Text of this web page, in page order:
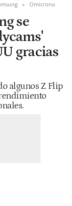
Omicrono
se
gracias
algunos Z Flip